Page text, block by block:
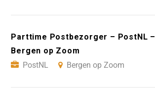
Parttime Postbezorger – PostNL –
Bergen op Zoom
PostNL
Bergen op Zoom